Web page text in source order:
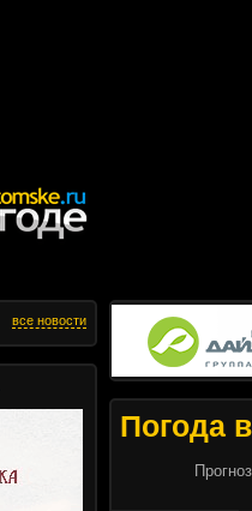
все новости
Погода